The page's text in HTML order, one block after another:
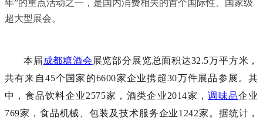
年”的重点活动之一，是国内消费相关的首个国际性、国家级
超大型展会。
本届 成都糖酒会 展览部分展览总面积达32.5万平方米，
共有来自45个国家的6600家企业携超30万件展品参展。其
中，食品饮料企业2575家，酒类企业2014家，调味品企业
769家， 食品机械 、包装及技术服务企业1242家。 据统计，